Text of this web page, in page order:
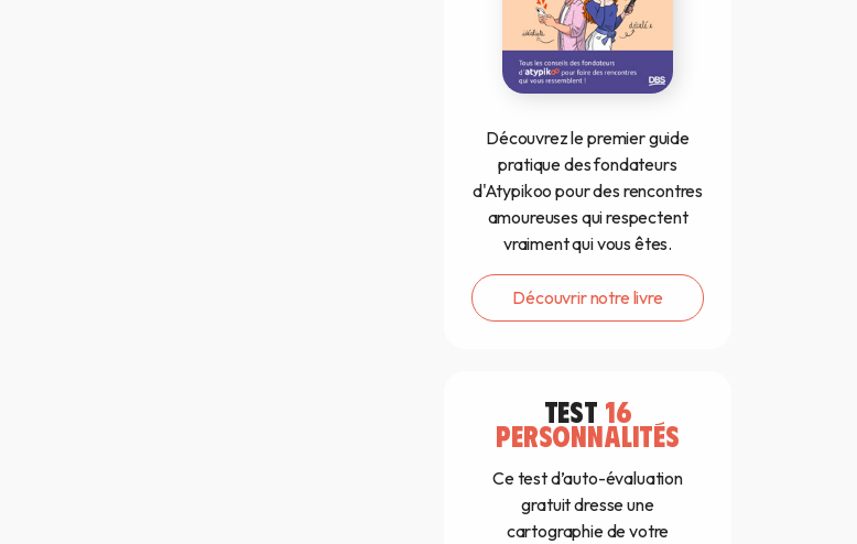
Découvrez le premier guide
pratique des fondateurs
d'Atypikoo pour des rencontres
amoureuses qui respectent
vraiment qui vous êtes.
Découvrir notre livre
TEST 16
PERSONNALITÉS
Ce test d’auto-évaluation
gratuit dresse une
cartographie de votre